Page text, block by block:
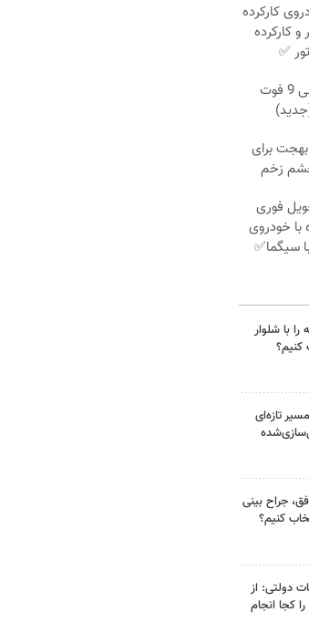
کارکرده
کارکرده
✅
یخچال ویترینی 9 فوت
برای
زخم
فوری
با خودروی
سیگما✅
با شلوار
تازه‌ای
جراح بینی
کنیم؟
دولتی: از
کجا انجام